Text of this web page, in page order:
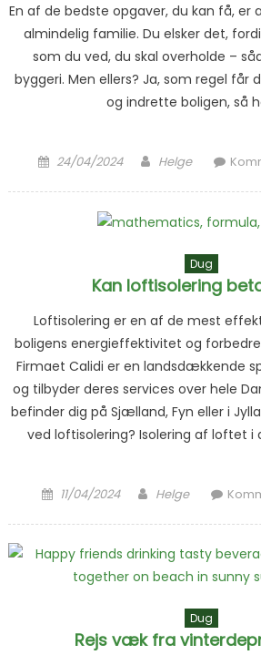
En af de bedste opgaver, du kan få, er
almindelig familie. Du elsker det,
som du ved, du skal overholde –
byggeri. Men ellers? Ja, som regel får
og indrette boligen, så
Posted on
24/04/2024 Author
Helge
Dug
Kan loftisolering
Loftisolering er en af de mest
boligens energieffektivitet og
Firmaet Calidi er en landsdækkende
og tilbyder deres services over hele
befinder dig på Sjælland, Fyn eller i
ved loftisolering? Isolering af loftet i
Posted on
11/04/2024 Author
Helge
Dug
Rejs væk fra